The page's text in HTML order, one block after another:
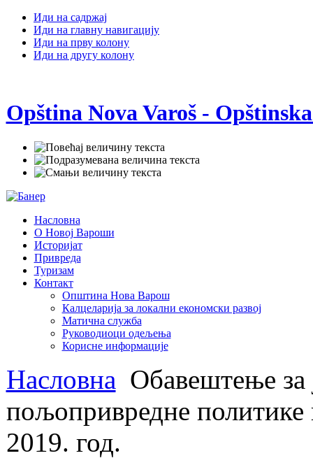
Иди на садржај
Иди на главну навигацију
Иди на прву колону
Иди на другу колону
Opština Nova Varoš -
Насловна
О Новој Вароши
Историјат
Привреда
Туризам
Контакт
Општина Нова Варош
Калцеларија за локални економски развој
Матична служба
Руководиоци одељења
Корисне информације
Насловна Обавештење за
пољопривредне политике
2019. год.